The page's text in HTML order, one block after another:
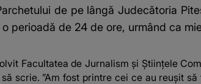
de pe lângă Judecătoria
perioadă de 24 de ore, urmând ca
Facultatea de Jurnalism și Științele
scrie. ”Am fost printre cei ce au reușit